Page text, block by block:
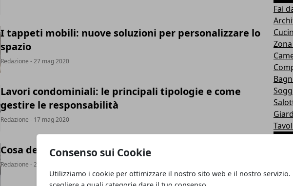
Consenso sui Cookie
Utilizziamo i cookie per ottimizzare il nostro sito web e il nostro servizio.
I tappeti mobili: nuove soluzioni per personalizzare lo
spazio
Redazione - 27 mag 2020
Lavori condominiali: le principali tipologie e come
gestire le responsabilità
Redazione - 17 mag 2020
Cosa deve prevedere una casa per disabili?
Redazione - 27 apr 2020
Fai